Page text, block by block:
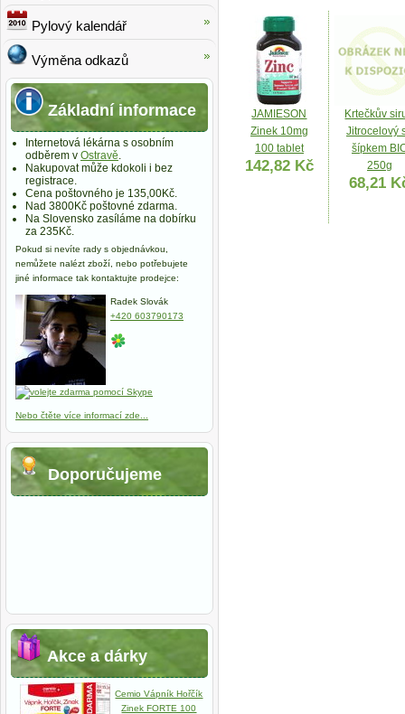
JAMIESON
Zinek 10mg
100 tablet
142,82 Kč
Krtečkův
Jitrocelový
šípkem
250g
68,21
Pylový kalendář
Výměna odkazů
Základní informace
Internetová lékárna s osobním
odběrem v Ostravě.
Nakupovat může kdokoli i bez
registrace.
Cena poštovného je 135,00Kč.
Nad 3800Kč poštovné zdarma.
Na Slovensko zasíláme na dobírku
za 235Kč.
Pokud si nevíte rady s objednávkou,
nemůžete nalézt zboží, nebo potřebujete
jiné informace tak kontaktujte prodejce:
Radek Slovák
+420 603790173
Nebo čtěte více informací zde...
Doporučujeme
Akce a dárky
Cemio Vápník Hořčík
Zinek FORTE 100